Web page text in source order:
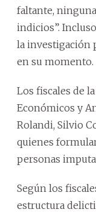
faltante,
indicios”.
la investigación
en su momento.
Los fiscales de
Económicos y
Rolandi, Silvio
quienes
personas
Según los
estructura